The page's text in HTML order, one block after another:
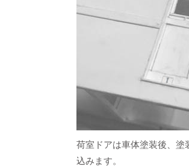
荷室ドアは車体塗装後、塗
込みます。